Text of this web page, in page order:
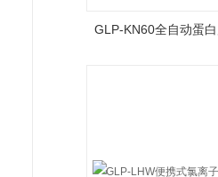
GLP-KN60全自动蛋